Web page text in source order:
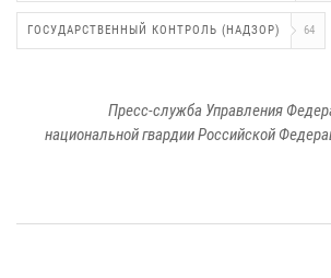
ГОСУДАРСТВЕННЫЙ КОНТРОЛЬ (НАДЗОР) 64
Пресс-служба Управления
национальной гвардии Российской